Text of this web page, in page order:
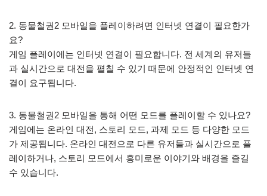
2. 동물철권2 모바일을 플레이하려면 인터넷 연결이 필요한가
요?
게임 플레이에는 인터넷 연결이 필요합니다. 전 세계의 유저들
과 실시간으로 대전을 펼칠 수 있기 때문에 안정적인 인터넷 연
결이 요구됩니다.
3. 동물철권2 모바일을 통해 어떤 모드를 플레이할 수 있나요?
게임에는 온라인 대전, 스토리 모드, 과제 모드 등 다양한 모드
가 제공됩니다. 온라인 대전으로 다른 유저들과 실시간으로 플
레이하거나, 스토리 모드에서 흥미로운 이야기와 배경을 즐길
수 있습니다.